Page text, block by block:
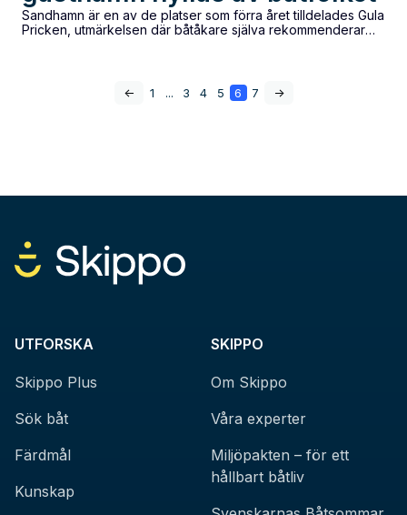
Sandhamn är en av de platser som förra året tilldelades Gula
Pricken, utmärkelsen där båtåkare själva rekommenderar
<- 1 ... 3 4 5 6 7 ->
UTFORSKA
Skippo Plus
Sök båt
Färdmål
Kunskap
SKIPPO
Om Skippo
Våra experter
Miljöpakten – för ett
hållbart båtliv